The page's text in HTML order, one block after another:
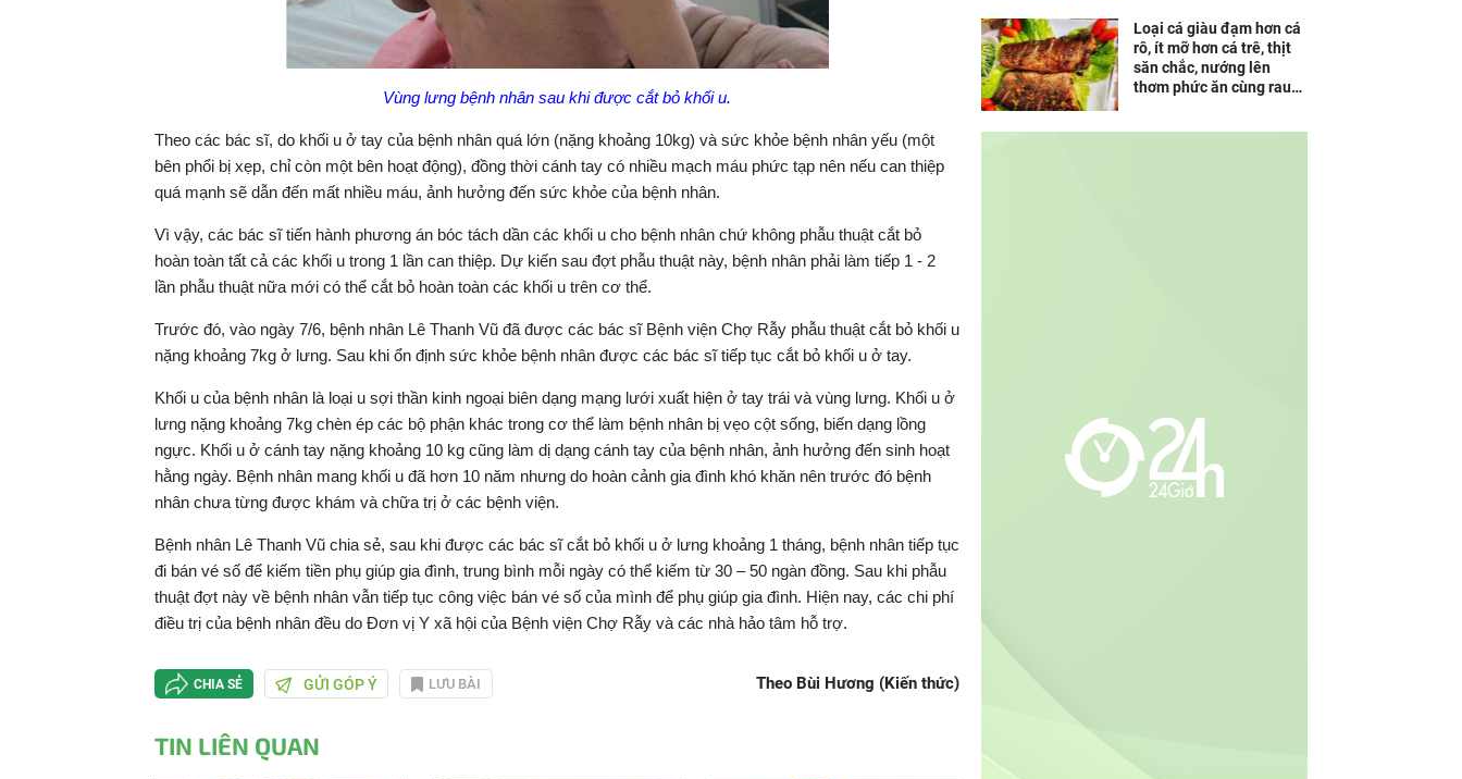
Vùng lưng bệnh nhân sau khi được cắt bỏ khối u.
Theo các bác sĩ, do khối u ở tay của bệnh nhân quá lớn (nặng khoảng 10kg) và sức khỏe bệnh nhân yếu (một
bên phổi bị xẹp, chỉ còn một bên hoạt động), đồng thời cánh tay có nhiều mạch máu phức tạp nên nếu can thiệp
quá mạnh sẽ dẫn đến mất nhiều máu, ảnh hưởng đến sức khỏe của bệnh nhân.
Vì vậy, các bác sĩ tiến hành phương án bóc tách dần các khối u cho bệnh nhân chứ không phẫu thuật cắt bỏ
hoàn toàn tất cả các khối u trong 1 lần can thiệp. Dự kiến sau đợt phẫu thuật này, bệnh nhân phải làm tiếp 1 - 2
lần phẫu thuật nữa mới có thể cắt bỏ hoàn toàn các khối u trên cơ thể.
Trước đó, vào ngày 7/6, bệnh nhân Lê Thanh Vũ đã được các bác sĩ Bệnh viện Chợ Rẫy phẫu thuật cắt bỏ khối u
nặng khoảng 7kg ở lưng. Sau khi ổn định sức khỏe bệnh nhân được các bác sĩ tiếp tục cắt bỏ khối u ở tay.
Khối u của bệnh nhân là loại u sợi thần kinh ngoại biên dạng mạng lưới xuất hiện ở tay trái và vùng lưng. Khối u ở
lưng nặng khoảng 7kg chèn ép các bộ phận khác trong cơ thể làm bệnh nhân bị vẹo cột sống, biến dạng lồng
ngực. Khối u ở cánh tay nặng khoảng 10 kg cũng làm dị dạng cánh tay của bệnh nhân, ảnh hưởng đến sinh hoạt
hằng ngày. Bệnh nhân mang khối u đã hơn 10 năm nhưng do hoàn cảnh gia đình khó khăn nên trước đó bệnh
nhân chưa từng được khám và chữa trị ở các bệnh viện.
Bệnh nhân Lê Thanh Vũ chia sẻ, sau khi được các bác sĩ cắt bỏ khối u ở lưng khoảng 1 tháng, bệnh nhân tiếp tục
đi bán vé số để kiếm tiền phụ giúp gia đình, trung bình mỗi ngày có thể kiếm từ 30 – 50 ngàn đồng. Sau khi phẫu
thuật đợt này về bệnh nhân vẫn tiếp tục công việc bán vé số của mình để phụ giúp gia đình. Hiện nay, các chi phí
điều trị của bệnh nhân đều do Đơn vị Y xã hội của Bệnh viện Chợ Rẫy và các nhà hảo tâm hỗ trợ.
CHIA SẺ GỬI GÓP Ý LƯU BÀI Theo Bùi Hương (Kiến thức)
TIN LIÊN QUAN
Loại cá giàu đạm hơn cá
rô, ít mỡ hơn cá trê, thịt
săn chắc, nướng lên
thơm phức ăn cùng rau